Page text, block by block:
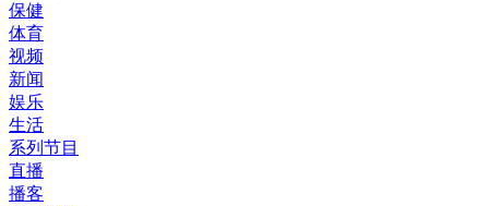
保健
体育
视频
新闻
娱乐
生活
系列节目
直播
播客